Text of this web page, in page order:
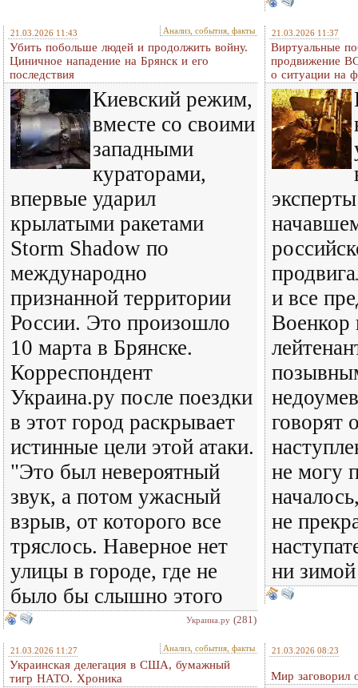
21.03.2026 11:43 Анализ, события, факты
Убить побольше людей и продолжить войну.
Циничное нападение на Брянск и его
последствия
Киевский режим,
вместе со своими
западными
кураторами,
впервые ударил
крылатыми ракетами
Storm Shadow по
международно
признанной территории
России. Это произошло
10 марта в Брянске.
Корреспондент
Украина.ру после поездки
в этот город раскрывает
истинные цели этой атаки.
"Это был невероятный
звук, а потом ужасный
взрыв, от которого все
тряслось. Наверное нет
улицы в городе, где не
было бы слышно этого
Украина.ру (281)
21.03.2026 11:37
Виртуальные
продвижение
о ситуации на
и все
Военкор
говорят
не могу
не
ни зимой
21.03.2026 11:27 Анализ, события, факты
Украинская делегация в США, бумажный
тигр НАТО. Хроника
21.03.2026 08:23
Мир заговорил